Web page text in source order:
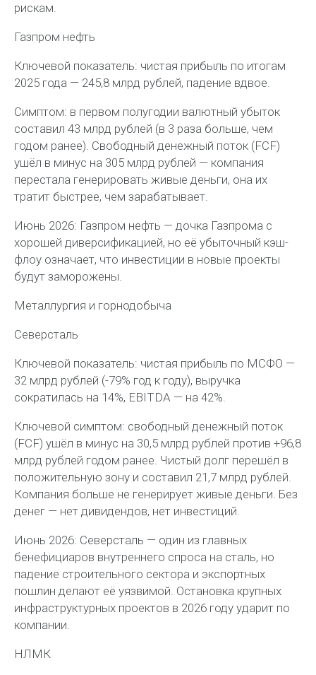
рискам.
Газпром нефть
Ключевой показатель: чистая прибыль по итогам
2025 года — 245,8 млрд рублей, падение вдвое.
Симптом: в первом полугодии валютный убыток
составил 43 млрд рублей (в 3 раза больше, чем
годом ранее). Свободный денежный поток (FCF)
ушёл в минус на 305 млрд рублей — компания
перестала генерировать живые деньги, она их
тратит быстрее, чем зарабатывает.
Июнь 2026: Газпром нефть — дочка Газпрома с
хорошей диверсификацией, но её убыточный кэш-
флоу означает, что инвестиции в новые проекты
будут заморожены.
Металлургия и горнодобыча
Северсталь
Ключевой показатель: чистая прибыль по МСФО —
32 млрд рублей (-79% год к году), выручка
сократилась на 14%, EBITDA — на 42%.
Ключевой симптом: свободный денежный поток
(FCF) ушёл в минус на 30,5 млрд рублей против +96,8
млрд рублей годом ранее. Чистый долг перешёл в
положительную зону и составил 21,7 млрд рублей.
Компания больше не генерирует живые деньги. Без
денег — нет дивидендов, нет инвестиций.
Июнь 2026: Северсталь — один из главных
бенефициаров внутреннего спроса на сталь, но
падение строительного сектора и экспортных
пошлин делают её уязвимой. Остановка крупных
инфраструктурных проектов в 2026 году ударит по
компании.
НЛМК